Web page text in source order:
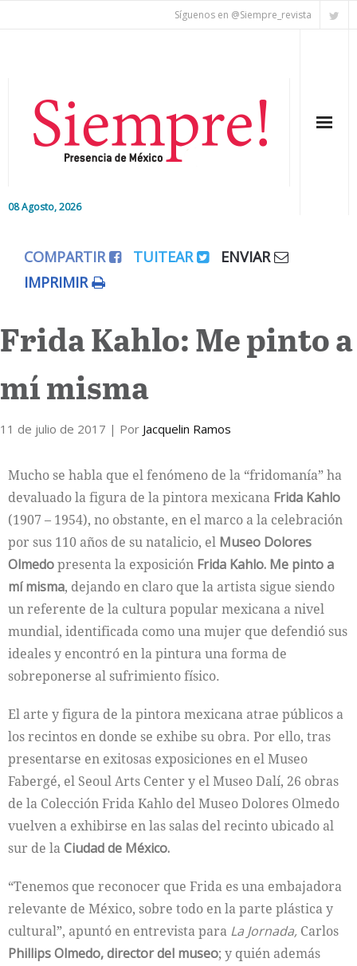
Síguenos en @Siempre_revista
08 Agosto, 2026
Editorial
Colaboradores
Internacional
Cultura
COMPARTIR TUITEAR
ENVIAR
IMPRIMIR
Frida Kahlo: Me pinto a
mí misma
11 de julio de 2017 | Por Jacquelin Ramos
Mucho se habla que el fenómeno de la “fridomanía” ha
devaluado la figura de la pintora mexicana Frida Kahlo
(1907 – 1954), no obstante, en el marco a la celebración
por sus 110 años de su natalicio, el Museo Dolores
Olmedopresenta la exposición Frida Kahlo. Me pinto a
mí misma, dejando en claro que la artista sigue siendo
un referente de la cultura popular mexicana a nivel
mundial, identificada como una mujer que defendió sus
ideales y encontró en la pintura una forma de
sobreponerse al sufrimiento físico.
El arte y figura de la pintora mexicana atrae públicos a
los recintos en donde se exhibe su obra. Por ello, tras
presentarse en exitosas exposiciones en el Museo
Fabergé, el Seoul Arts Center y el Museo Dalí, 26 obras
de la Colección Frida Kahlo del Museo Dolores Olmedo
vuelven a exhibirse en las salas del recinto ubicado al
sur de laCiudad de México.
“Tenemos que reconocer que Frida es una embajadora
relevante de México, sobre todo en la parte plástica y
cultural”, apuntó en entrevista para La Jornada, Carlos
Phillips Olmedo, director del museo; y quién además